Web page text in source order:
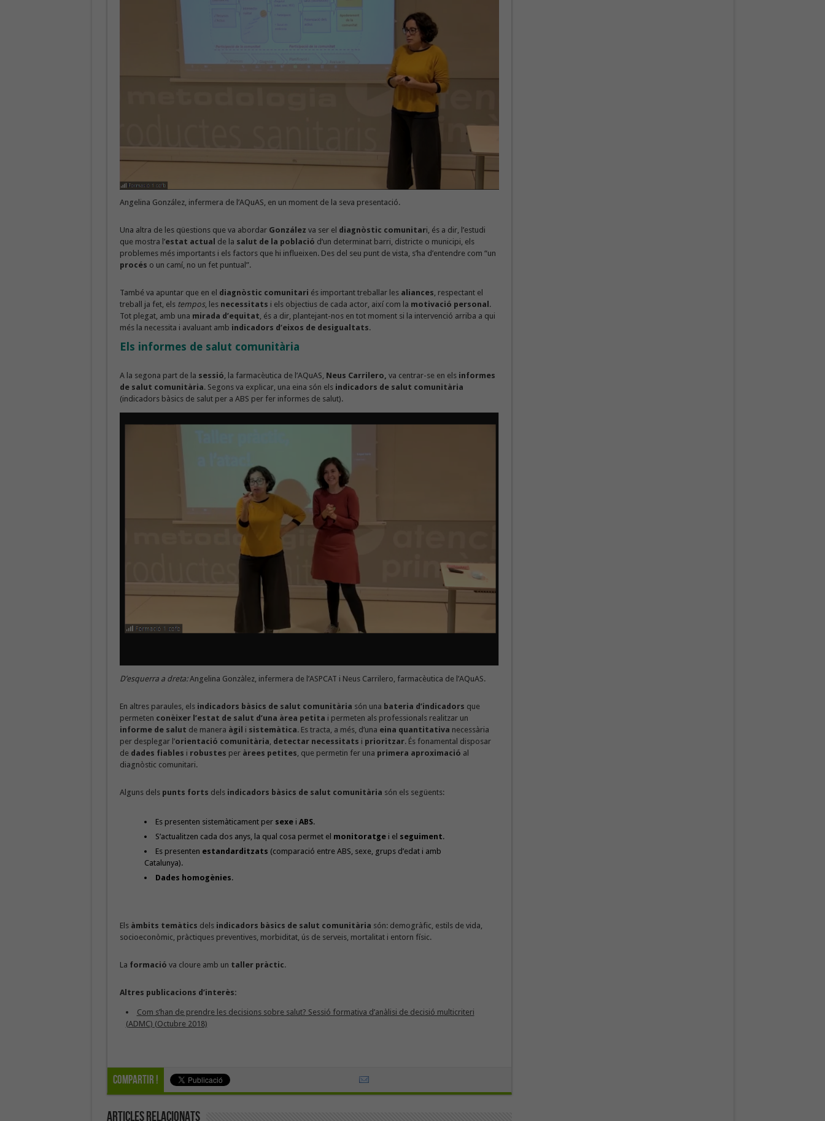
Angelina González, infermera de l’AQuAS, en un moment de la seva presentació.
Una altra de les qüestions que va abordar González va ser el diagnòstic comunitari, és a dir, l’estudi
que mostra l’estat actual de la salut de la població d’un determinat barri, districte o municipi, els
problemes més importants i els factors que hi influeixen. Des del seu punt de vista, s’ha d’entendre com “un
procés o un camí, no un fet puntual”.
També va apuntar que en el diagnòstic comunitari és important treballar lesaliances, respectant el
treball ja fet, elstempos, les necessitats i els objectius de cada actor, així com la motivació personal .
Tot plegat, amb una mirada d’equitat, és a dir, plantejant-nos en tot moment si la intervenció arriba a qui
més la necessita i avaluant amb indicadors d’eixos de desigualtats.
Els informes de salut comunitària
A la segona part de la sessió, la farmacèutica de l’AQuAS, Neus Carrilero, va centrar-se en elsinformes
de salut comunitària. Segons va explicar, una eina són els indicadors de salut comunitària
(indicadors bàsics de salut per a ABS per fer informes de salut).
D’esquerra a dreta:Angelina Gonzàlez, infermera de l’ASPCAT i Neus Carrilero, farmacèutica de l’AQuAS.
En altres paraules, els indicadors bàsics de salut comunitària són una bateria d’indicadors que
permeten conèixer l’estat de salut d’una àrea petita i permeten als professionals realitzar un
informe de salut de manera àgil i sistemàtica. Es tracta, a més, d’una eina quantitativa necessària
per desplegar l’orientació comunitària detectar necessitats i prioritzar. És fonamental disposar
de dades fiables i robustes per àrees petites , que permetin fer una primera aproximació al
diagnòstic comunitari.
Alguns dels punts forts dels indicadors bàsics de salut comunitària són els següents:
Es presenten sistemàticament per sexe iABS.
S’actualitzen cada dos anys, la qual cosa permet el monitoratge i el seguiment.
Es presenten estandarditzats (comparació entre ABS, sexe, grups d’edat i amb
Catalunya).
Dades homogènies.
Els àmbits temàtics dels indicadors bàsics de salut comunitària són: demogràfic, estils de vida,
socioeconòmic, pràctiques preventives, morbiditat, ús de serveis, mortalitat i entorn físic.
La formació va cloure amb un taller pràctic.
Altres publicacions d’interès:
Com s’han de prendre les decisions sobre salut? Sessió formativa d’anàlisi de decisió multicriteri
(ADMC) (Octubre 2018)
Compartir !
Articles Relacionats